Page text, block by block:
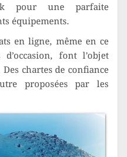
pour une parfaite
équipements.
en ligne, même en ce
font l’objet
chartes de confiance
proposées par les